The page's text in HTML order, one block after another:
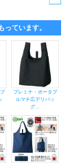
ています。
プレミナ・ポータブ
ルマチ広デリバッ
グ...